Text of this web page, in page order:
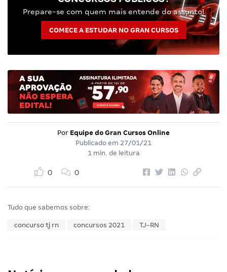
Prepare-se com quem mais entende do assunto!
COMECE A ESTUDAR NO GRAN CURSOS
Por Equipe do Gran Cursos Online
Publicado em 27/01/21
1 min. de leitura
0 0
Tudo que sabemos sobre:
concurso tj rn concursos 2021 TJ-RN